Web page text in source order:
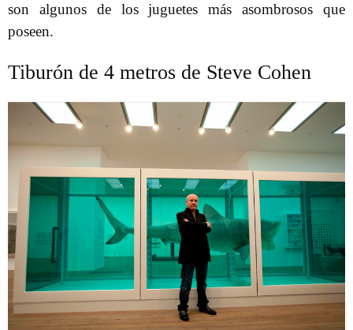
son algunos de los juguetes más asombrosos que
poseen.
Tiburón de 4 metros de Steve Cohen